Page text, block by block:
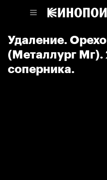
Удаление.
(Металлург
соперника.